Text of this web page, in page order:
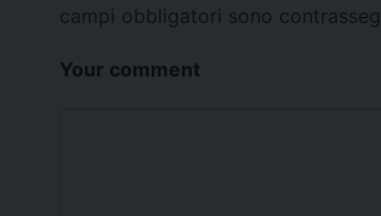
campi obbligatori sono
Your comment